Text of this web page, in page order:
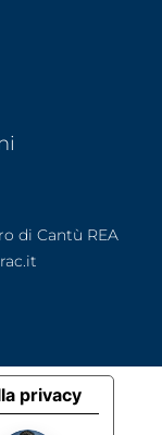
di Cantù REA
privacy